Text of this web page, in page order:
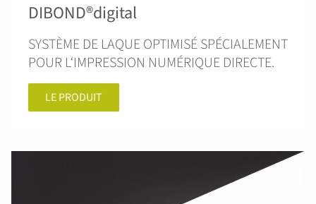
DIBOND®digital
SYSTÈME DE LAQUE OPTIMISÉ SPÉCIALEMENT
POUR L‘IMPRESSION NUMÉRIQUE DIRECTE.
LE PRODUIT